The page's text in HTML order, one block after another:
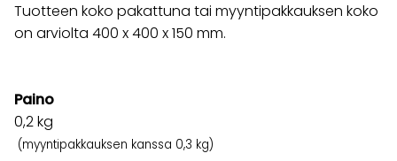
Tuotteen koko pakattuna tai myyntipakkauksen koko
on arviolta 400 x 400 x 150 mm.
Paino
0,2kg
(myyntipakkauksen kanssa 0,3 kg)